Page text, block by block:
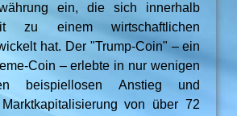
ein, die sich innerhalb
zu einem wirtschaftlichen
hat. Der "Trump-Coin" – ein
Coin – erlebte in nur wenigen
beispiellosen Anstieg und
von über 72